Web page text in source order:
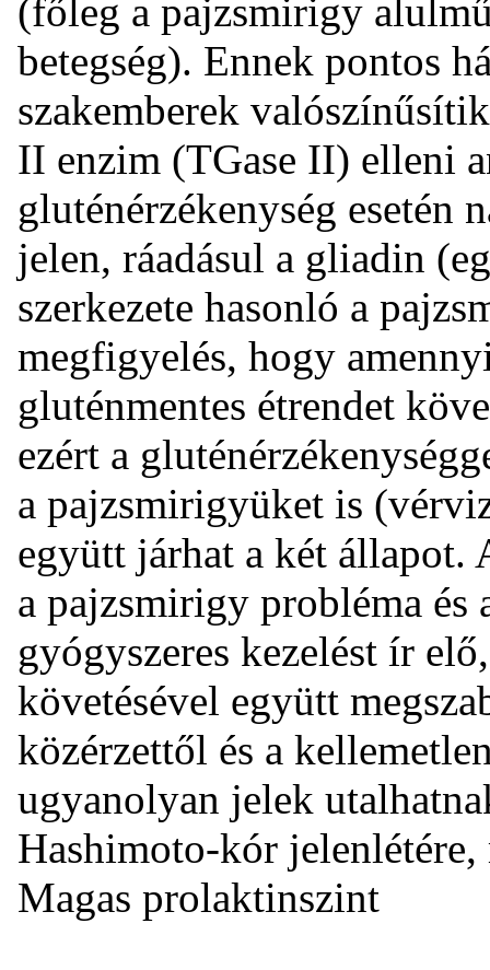
(főleg a pajzsmirigy
betegség). Ennek pontos
szakemberek
II enzim (TGase II) elleni
gluténérzékenység esetén
jelen, ráadásul a gliadin
szerkezete hasonló a
megfigyelés, hogy
gluténmentes étrendet
ezért a
a pajzsmirigyüket is
együtt járhat a két állapot.
a pajzsmirigy probléma és
gyógyszeres kezelést ír
követésével együtt
közérzettől és a
ugyanolyan jelek
Hashimoto-kór jelenlétére,
Magas prolaktinszint